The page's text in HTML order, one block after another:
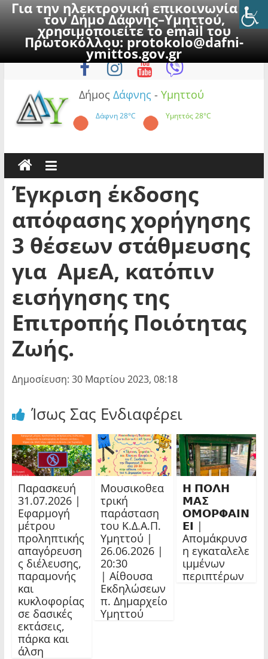
Για την ηλεκτρονική επικοινωνία με
τον Δήμο Δάφνης–Υμηττού,
χρησιμοποιείτε το email του
Πρωτοκόλλου:protokolo@dafni-
ymittos.gov.gr
to
Παρασκευή, 7 Αυγούστου 2026
Δήμος Δάφνης - Υμηττού
Δάφνη28°C Υμηττός28°C
Έγκριση έκδοσης
απόφασης χορήγησης
3 θέσεων στάθμευσης
για ΑμεΑ, κατόπιν
εισήγησης της
Επιτροπής Ποιότητας
Ζωής.
Δημοσίευση: 30 Μαρτίου 2023, 08:18
Ίσως Σας Ενδιαφέρει
Παρασκευή
31.07.2026 |
Εφαρμογή
μέτρου
προληπτικής
απαγόρευση
ς διέλευσης,
παραμονής
και
κυκλοφορίας
σε δασικές
εκτάσεις,
πάρκα και
άλση
Μουσικοθεα
τρική
παράσταση
του Κ.Δ.Α.Π.
Υμηττού |
26.06.2026 |
20:30
| Αίθουσα
Εκδηλώσεων
π. Δημαρχείο
Υμηττού
𝝜 𝝥𝝤𝝠𝝜
𝝡𝝖𝝨
𝝤𝝡𝝤𝝦𝝫𝝖𝝞𝝢
𝝚𝝞 |
Απομάκρυνσ
η εγκαταλελε
ιμμένων
περιπτέρων